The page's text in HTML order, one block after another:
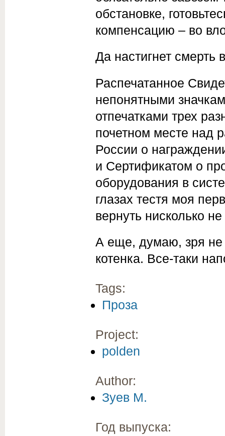
обстановке,
компенсацию – во
Да настигнет
Распечатанное
непонятными
отпечатками трех
почетном месте над
России о
и Сертификатом о
оборудования в
глазах тестя моя
вернуть нисколько
А еще, думаю, зря не
котенка. Все-таки
Tags:
Проза
Project:
polden
Author:
Зуев М.
Год выпуска: